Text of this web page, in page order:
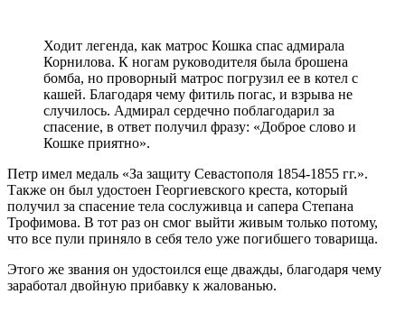
Ходит легенда, как матрос Кошка спас адмирала
Корнилова. К ногам руководителя была брошена
бомба, но проворный матрос погрузил ее в котел с
кашей. Благодаря чему фитиль погас, и взрыва не
случилось. Адмирал сердечно поблагодарил за
спасение, в ответ получил фразу: «Доброе слово и
Кошке приятно».
Петр имел медаль «За защиту Севастополя 1854-1855 гг.».
Также он был удостоен Георгиевского креста, который
получил за спасение тела сослуживца и сапера Степана
Трофимова. В тот раз он смог выйти живым только потому,
что все пули приняло в себя тело уже погибшего товарища.
Этого же звания он удостоился еще дважды, благодаря чему
заработал двойную прибавку к жалованью.